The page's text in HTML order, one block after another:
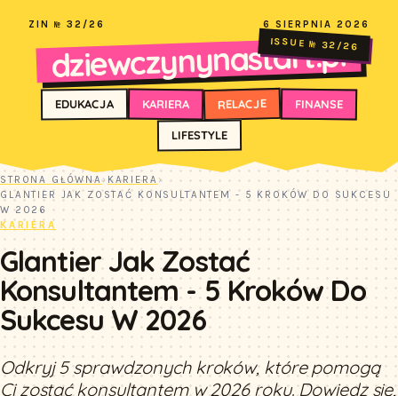
ZIN № 32/26 6 SIERPNIA 2026
dziewczynynastart.pl
ISSUE № 32/26
EDUKACJA KARIERA RELACJE FINANSE
LIFESTYLE
STRONA GŁÓWNA› KARIERA ›
GLANTIER JAK ZOSTAĆ KONSULTANTEM - 5 KROKÓW DO SUKCESU
W 2026
KARIERA
Glantier Jak Zostać
Konsultantem - 5 Kroków Do
Sukcesu W 2026
Odkryj 5 sprawdzonych kroków, które pomogą
Ci zostać konsultantem w 2026 roku. Dowiedz się,